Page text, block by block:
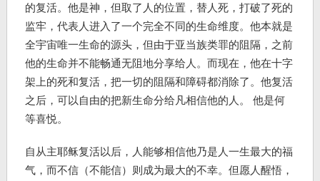
的复活。他是神，但取了人的位置，替人死，打破了死的
监牢，代表人进入了一个完全不同的生命维度。他本就是
全宇宙唯一生命的源头，但由于亚当族类罪的阻隔，之前
他的生命并不能畅通无阻地分享给人。而现在，他在十字
架上的死和复活，把一切的阻隔和障碍都消除了。他复活
之后，可以自由的把新生命分给凡相信他的人。 他是何
等喜悦。
自从主耶稣复活以后，人能够相信他乃是人一生最大的福
气，而不信（不能信）则成为最大的不幸。但愿人醒悟，